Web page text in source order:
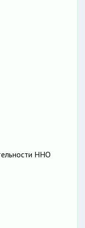
ННО